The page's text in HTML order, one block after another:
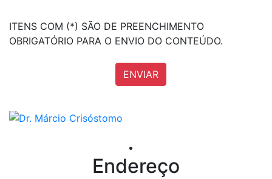
ITENS COM (*) SÃO DE PREENCHIMENTO
OBRIGATÓRIO PARA O ENVIO DO CONTEÚDO.
Endereço